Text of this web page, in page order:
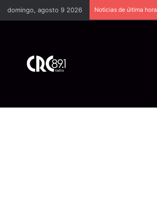
domingo, agosto 9 2026 Noticias de última hora